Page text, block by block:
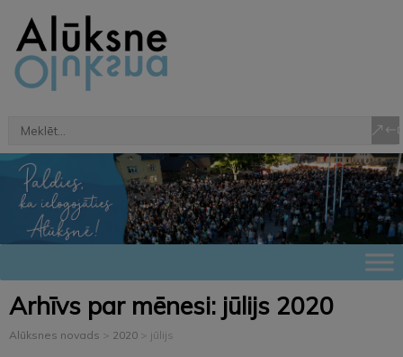
Arhīvs par mēnesi: jūlijs 2020
Alūksnes novads > 2020 > jūlijs